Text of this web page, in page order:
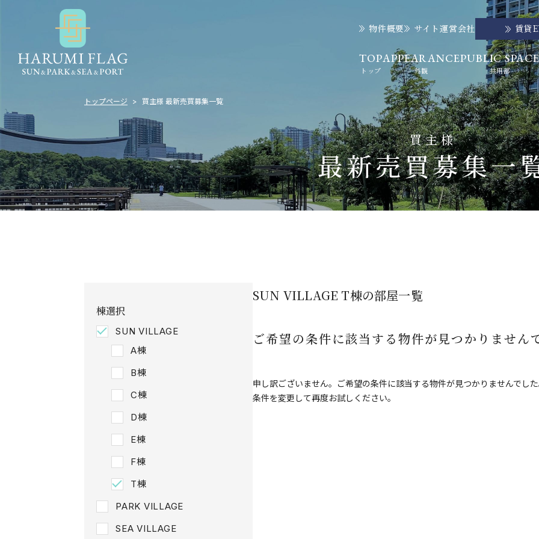
物件概要 サイト運営会社 賃貸
TOP
トップ
APPEARANCE
外観
PUBLIC SPACE
共用部
トップページ 買主様 最新売買募集一覧
買主様
最新売買募集一
棟選択
SUN VILLAGE
A棟
B棟
C棟
D棟
E棟
F棟
T棟
PARK VILLAGE
SEA VILLAGE
SUN VILLAGE T棟の部屋一覧
ご希望の条件に該当する物件が見つかりません
申し訳ございません。ご希望の条件に該当する物件が見つかりませんでした
条件を変更して再度お試しください。